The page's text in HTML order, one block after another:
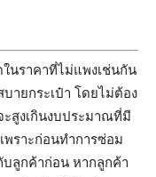
นราคาที่ไม่แพงเช่นกัน
ายกระเป๋า โดยไม่ต้อง
ะสูงเกินงบประมาณที่มี
พราะก่อนทำการซ่อม
บลูกค้าก่อน หากลูกค้า